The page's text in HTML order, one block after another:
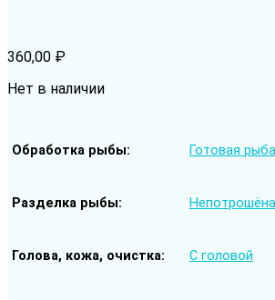
360,00 ₽
Нет в наличии
Обработка рыбы Готовая рыба
Разделка рыбы
Голова, кожа, очистка С головой